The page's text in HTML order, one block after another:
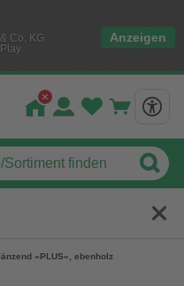
Co. KG
Anzeigen
»PLUS«, ebenholz